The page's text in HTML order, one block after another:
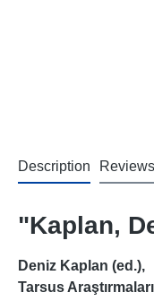
Description Reviews
"Kaplan,
Deniz Kaplan (ed.),
Tarsus Araştırmaları